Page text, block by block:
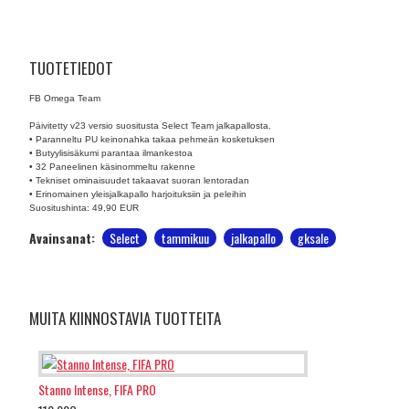
TUOTETIEDOT
FB Omega Team
Päivitetty v23 versio suositusta Select Team jalkapallosta.
• Paranneltu PU keinonahka takaa pehmeän kosketuksen
• Butyylisisäkumi parantaa ilmankestoa
• 32 Paneelinen käsinommeltu rakenne
• Tekniset ominaisuudet takaavat suoran lentoradan
• Erinomainen yleisjalkapallo harjoituksiin ja peleihin
Suositushinta: 49,90 EUR
Avainsanat: Select tammikuu jalkapallo gksale
MUITA KIINNOSTAVIA TUOTTEITA
Stanno Intense, FIFA PRO